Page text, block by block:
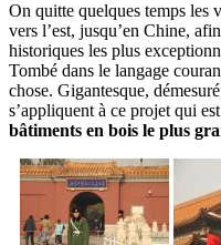
On quitte quelques temps les
vers l’est, jusqu’en Chine,
historiques les plus
Tombé dans le langage
chose. Gigantesque,
s’appliquent à ce projet qui
bâtiments en bois le plus